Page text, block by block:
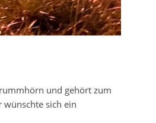
und gehört zum
sich ein